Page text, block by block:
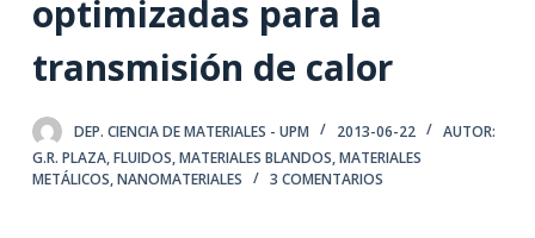
optimizadas para la
transmisión de calor
DEP. CIENCIA DE MATERIALES - UPM 2013-06-22
AUTOR:
G.R. PLAZA,FLUIDOS,MATERIALES BLANDOS,MATERIALES
METÁLICOS,NANOMATERIALES 3 COMENTARIOS